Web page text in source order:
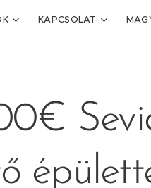
KAPCSOLAT